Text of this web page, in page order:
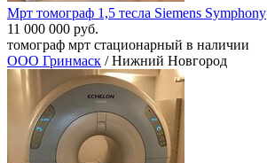
Мрт томограф 1,5 тесла Siemens Symphony
11 000 000 руб.
томограф мрт стационарный в наличии
ООО Гринмаск / Нижний Новгород